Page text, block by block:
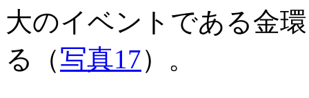
大のイベントである金
る（写真17）。